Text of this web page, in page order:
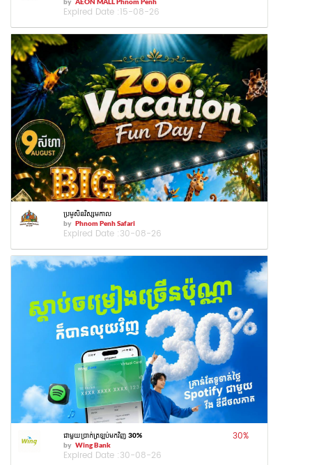
Expired Date :15-08-26
ប្រមូសិនវិស្សមកាល
by Phnom Penh Safari
Expired Date :30-08-26
ជាមួយប្រាក់ត្រឡប់មកវិញ 30%
by Wing Bank
Expired Date :30-08-26
30%